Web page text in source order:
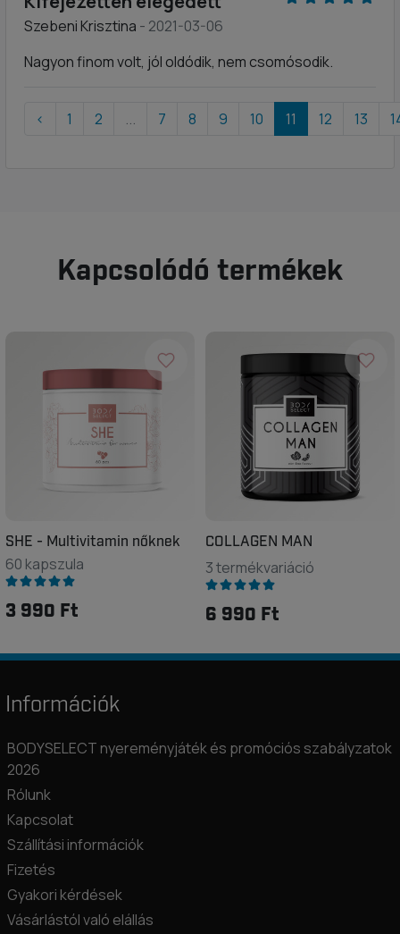
Szebeni Krisztina - 2021-03-06
Nagyon finom volt, jól oldódik, nem csomósodik.
‹ 1 2 ... 7 8 9 10 11 12 13
Kapcsolódó termékek
SHE - Multivitamin nőknek
60 kapszula
3 990 Ft
COLLAGEN MAN
3 termékvariáció
6 990 Ft
Információk
BODYSELECT nyereményjáték és promóciós szabályzatok
2026
Rólunk
Kapcsolat
Szállítási információk
Fizetés
Gyakori kérdések
Vásárlástól való elállás